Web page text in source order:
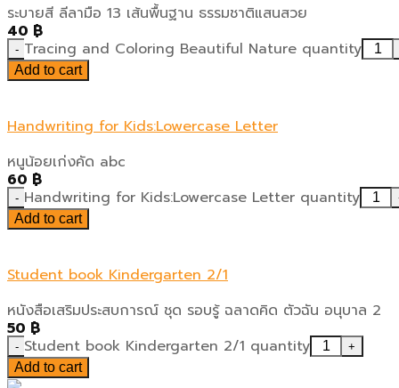
ระบายสี ลีลามือ 13 เส้นพื้นฐาน ธรรมชาติแสนสวย
40 ฿
Tracing and Coloring Beautiful Nature quantity
Add to cart
Handwriting for Kids:Lowercase Letter
หนูน้อยเก่งคัด abc
60 ฿
Handwriting for Kids:Lowercase Letter quantity
Add to cart
Student book Kindergarten 2/1
หนังสือเสริมประสบการณ์ ชุด รอบรู้ ฉลาดคิด ตัวฉัน อนุบาล 2
50 ฿
Student book Kindergarten 2/1 quantity
Add to cart